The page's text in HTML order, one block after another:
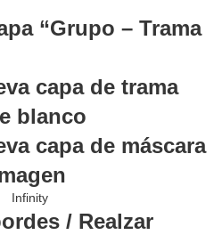
“Grupo – Trama
capa de trama
blanco
capa de máscara
/ Realzar